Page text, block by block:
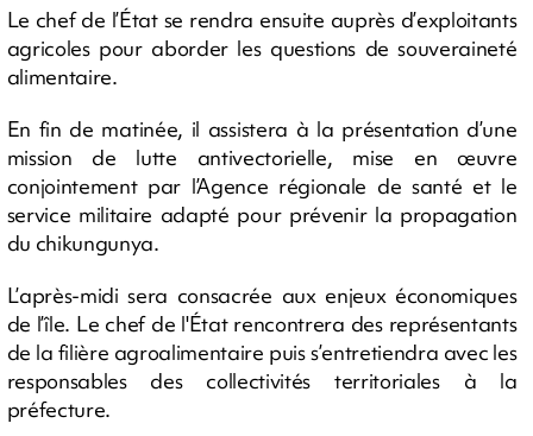
Le chef de l’État se rendra ensuite auprès d’exploitants
agricoles pour aborder les questions de souveraineté
alimentaire.
En fin de matinée, il assistera à la présentation d’une
mission de lutte antivectorielle, mise en œuvre
conjointement par l’Agence régionale de santé et le
service militaire adapté pour prévenir la propagation
du chikungunya.
L’après-midi sera consacrée aux enjeux économiques
de l’île. Le chef de l'État rencontrera des représentants
de la filière agroalimentaire puis s’entretiendra avec les
responsables des collectivités territoriales à la
préfecture.